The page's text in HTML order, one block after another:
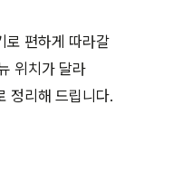
로 편하게 따라갈
위치가 달라
정리해 드립니다.